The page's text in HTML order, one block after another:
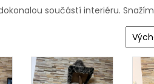
součástí interiéru.